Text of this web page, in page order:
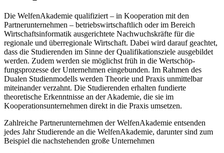
Die WelfenAkademie qualifiziert – in Kooperation mit den
Partnerunternehmen – betriebs­wirtschaftlich oder im Bereich
Wirtschaftsinformatik ausgerichtete Nachwuchskräfte für die
regionale und überregionale Wirtschaft. Dabei wird darauf geachtet,
dass die Studierenden im Sinne der Qualifikationsziele ausgebildet
werden. Zudem werden sie möglichst früh in die Wertschöp­
fungsprozesse der Un­ternehmen eingebunden. Im Rahmen des
Dualen Studienmodells wer­den Theorie und Praxis unmittelbar
miteinander verzahnt. Die Studierenden erhalten fun­dierte
theoretische Erkennt­nisse an der Akademie, die sie im
Kooperationsunternehmen di­rekt in die Praxis umsetzen.
Zahlreiche Partnerunternehmen der WelfenAkademie entsenden
jedes Jahr Studierende an die WelfenAkademie, darunter sind zum
Beispiel die nachstehenden große Unternehmen